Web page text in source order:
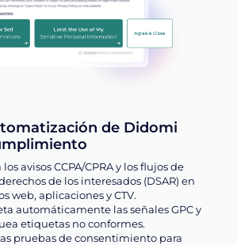
de Didomi
avisos CCPA/CPRA y los flujos de
de los interesados (DSAR) en
web, aplicaciones y CTV.
automáticamente las señales GPC y
etiquetas no conformes.
pruebas de consentimiento para